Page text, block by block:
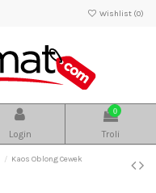
Wishlist (0)
Login
0
Troli
Kaos Oblong Cewek